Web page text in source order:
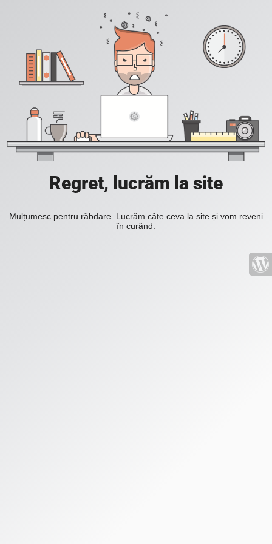
Regret, lucrăm la site
Mulțumesc pentru răbdare. Lucrăm câte ceva la site și vom reveni
în curând.